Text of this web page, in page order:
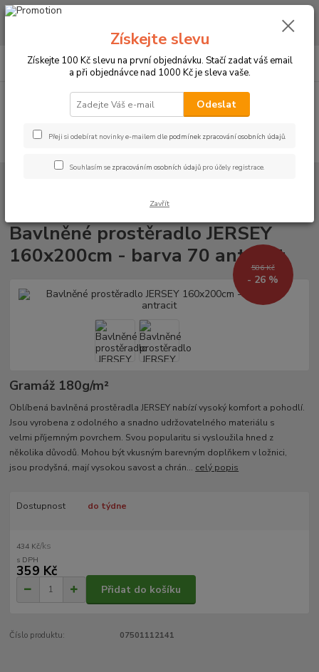
CHCETE NAKOUPIT VĚTŠÍ MNOŽSTVÍ NAŠICH PRODUKTŮ ZA LEPŠÍ
CZK
Hledat
+420 773 794 023
Pondělí-pátek 9-16 hodin
0
Bavlněné prostěradlo JERSEY
160x200cm - barva 70 antracit
586 Kč
- 26 %
Gramáž 180g/m²­
Oblíbená bavlněná prostěradla JERSEY nabízí vysoký komfort a pohodlí.
Jsou vyrobena z odolného a snadno udržovatelného materiálu s
velmi příjemným povrchem. Svou popularitu si vysloužila hned z
několika důvodů. Mohou být vkusným barevným doplňkem v ložnici,
jsou prodyšná, mají vysokou savost a chrán... celý popis
Dostupnost do týdne
434 Kč/ks
359 Kč
Přidat do košíku
Číslo produktu: 07501112141
Získejte slevu
Získejte 100 Kč slevu na první objednávku. Stačí zadat váš email
a při objednávce nad 1000 Kč je sleva vaše.
Odeslat
Přeji si odebírat novinky e-mailem dle podmínek zpracování osobních údajů.
Souhlasím se zpracováním osobních údajů pro účely registrace.
Zavřít